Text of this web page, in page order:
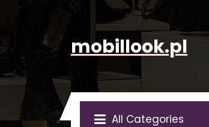
mobillook.pl
All Categories